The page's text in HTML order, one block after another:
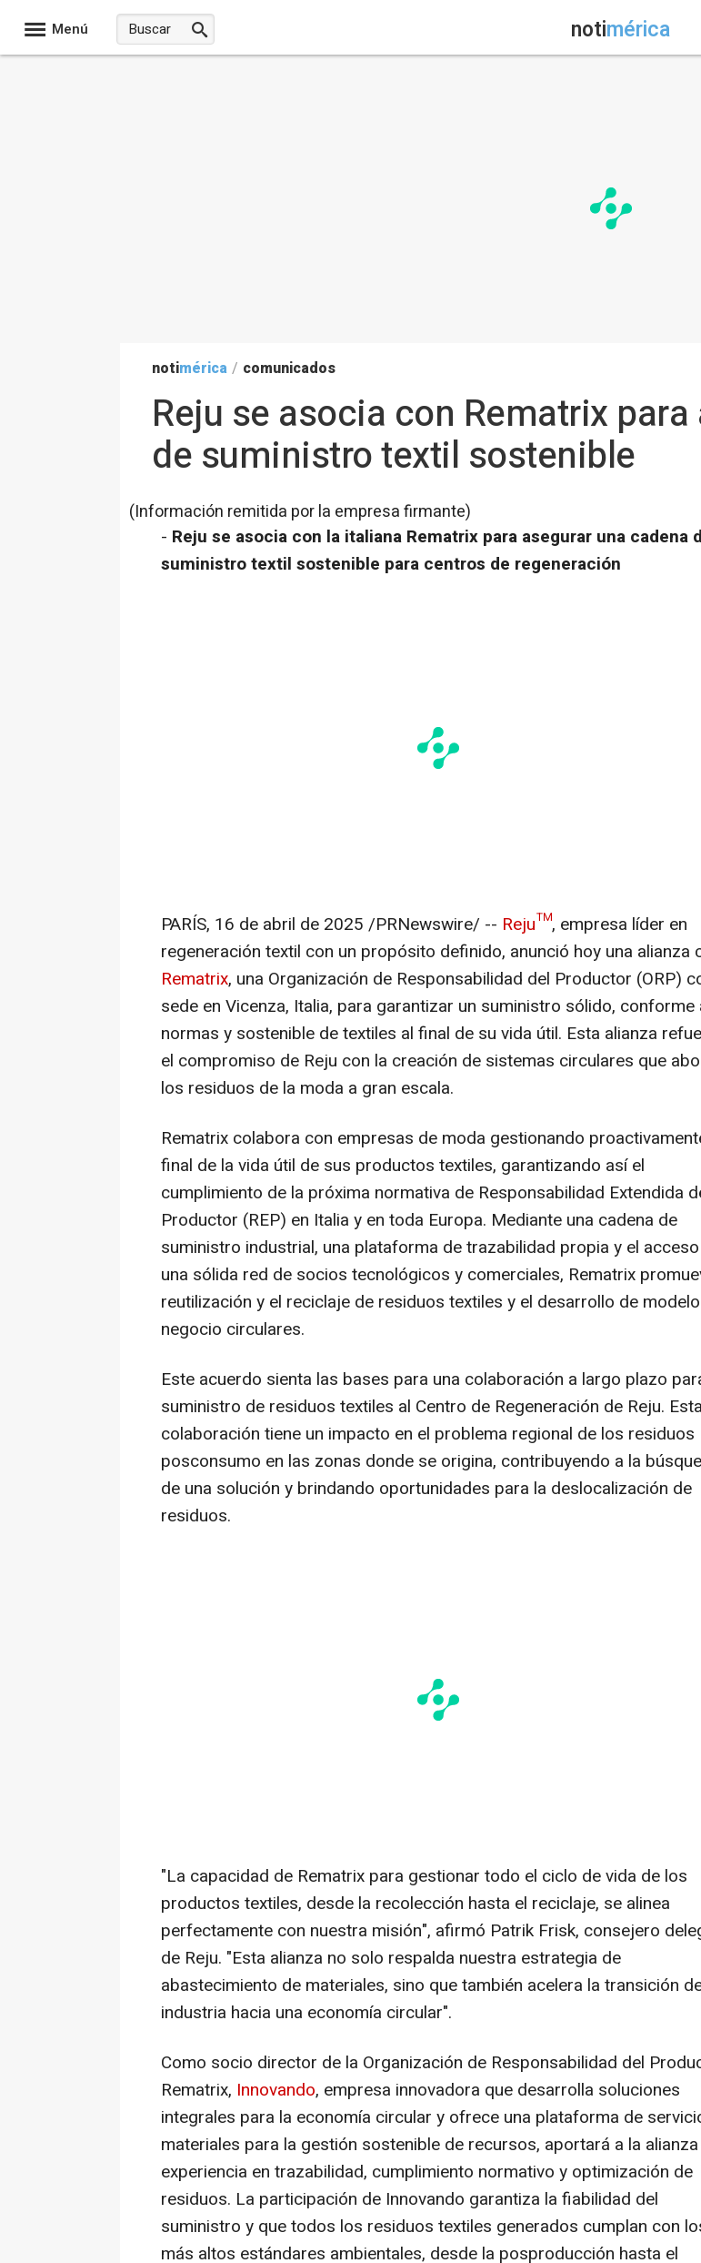
Menú notimérica
notimérica / comunicados
Reju se asocia con Rematrix
de suministro textil sostenible
(Información remitida por la empresa firmante)
- Reju se asocia con la italiana Rematrix para asegurar una cadena
suministro textil sostenible para centros de regeneración
PARÍS, 16 de abril de 2025 /PRNewswire/ -- Reju™, empresa líder en
regeneración textil con un propósito definido, anunció hoy una alianza
Rematrix, una Organización de Responsabilidad del Productor (ORP)
sede en Vicenza, Italia, para garantizar un suministro sólido, conforme
normas y sostenible de textiles al final de su vida útil. Esta alianza
el compromiso de Reju con la creación de sistemas circulares que
los residuos de la moda a gran escala.
Rematrix colabora con empresas de moda gestionando
final de la vida útil de sus productos textiles, garantizando así el
cumplimiento de la próxima normativa de Responsabilidad Extendida
Productor (REP) en Italia y en toda Europa. Mediante una cadena de
suministro industrial, una plataforma de trazabilidad propia y el
una sólida red de socios tecnológicos y comerciales, Rematrix
reutilización y el reciclaje de residuos textiles y el desarrollo de
negocio circulares.
Este acuerdo sienta las bases para una colaboración a largo plazo
suministro de residuos textiles al Centro de Regeneración de Reju. Esta
colaboración tiene un impacto en el problema regional de los residuos
posconsumo en las zonas donde se origina, contribuyendo a la
de una solución y brindando oportunidades para la deslocalización de
residuos.
"La capacidad de Rematrix para gestionar todo el ciclo de vida de los
productos textiles, desde la recolección hasta el reciclaje, se alinea
perfectamente con nuestra misión", afirmó Patrik Frisk, consejero
de Reju. "Esta alianza no solo respalda nuestra estrategia de
abastecimiento de materiales, sino que también acelera la transición
industria hacia una economía circular".
Como socio director de la Organización de Responsabilidad del
Rematrix, Innovando, empresa innovadora que desarrolla soluciones
integrales para la economía circular y ofrece una plataforma de
materiales para la gestión sostenible de recursos, aportará a la
experiencia en trazabilidad, cumplimiento normativo y optimización de
residuos. La participación de Innovando garantiza la fiabilidad del
suministro y que todos los residuos textiles generados cumplan con
más altos estándares ambientales, desde la posproducción hasta el